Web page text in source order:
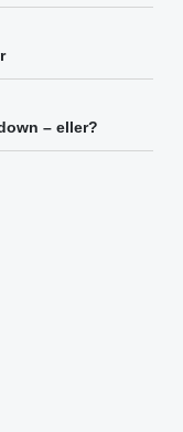
– eller?